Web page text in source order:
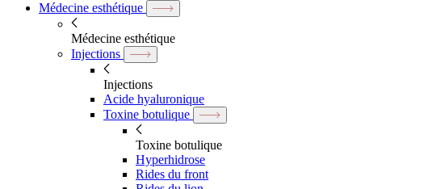
Médecine esthétique
Médecine esthétique
Injections
Injections
Acide hyaluronique
Toxine botulique
Toxine botulique
Hyperhidrose
Rides du front